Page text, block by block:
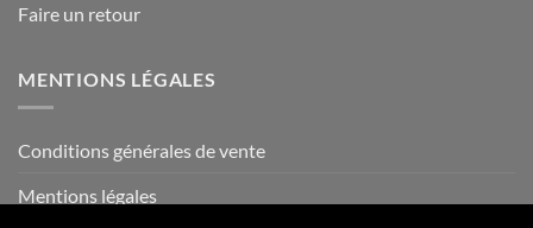
Faire un retour
MENTIONS LÉGALES
Conditions générales de vente
Mentions légales